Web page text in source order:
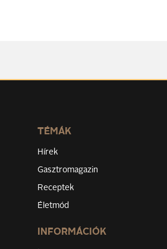
TÉMÁK
Hírek
Gasztromagazin
Receptek
Életmód
INFORMÁCIÓK